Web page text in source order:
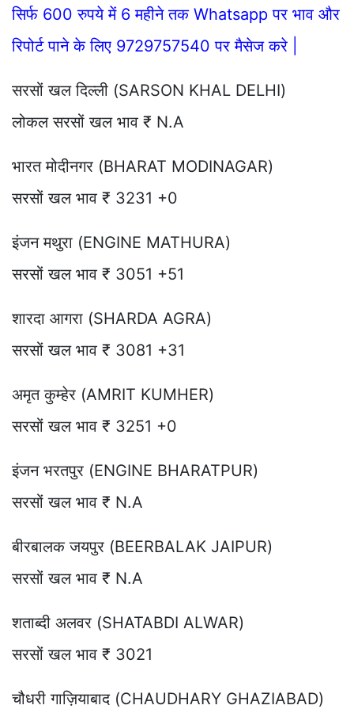
सिर्फ 600 रुपये में 6 महीने तक Whatsapp पर भाव और
रिपोर्ट पाने के लिए 9729757540 पर मैसेज करे |
सरसों खल दिल्ली (SARSON KHAL DELHI)
लोकल सरसों खल भाव ₹ N.A
भारत मोदीनगर (BHARAT MODINAGAR)
सरसों खल भाव ₹ 3231 +0
इंजन मथुरा (ENGINE MATHURA)
सरसों खल भाव ₹ 3051 +51
शारदा आगरा (SHARDA AGRA)
सरसों खल भाव ₹ 3081 +31
अमृत कुम्हेर (AMRIT KUMHER)
सरसों खल भाव ₹ 3251 +0
इंजन भरतपुर (ENGINE BHARATPUR)
सरसों खल भाव ₹ N.A
बीरबालक जयपुर (BEERBALAK JAIPUR)
सरसों खल भाव ₹ N.A
शताब्दी अलवर (SHATABDI ALWAR)
सरसों खल भाव ₹ 3021
चौधरी गाज़ियाबाद (CHAUDHARY GHAZIABAD)